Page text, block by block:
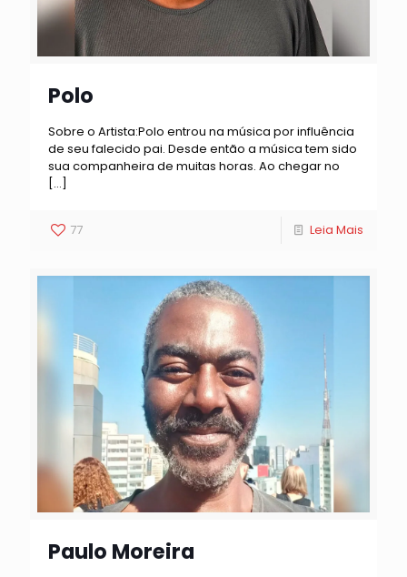
Polo
Sobre o Artista:Polo entrou na música por influência
de seu falecido pai. Desde então a música tem sido
sua companheira de muitas horas. Ao chegar no
[…]
77 Leia Mais
Paulo Moreira